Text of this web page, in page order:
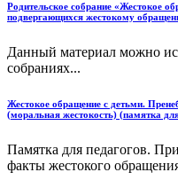
Родительское собрание «Жестокое
подвергающихся жестокому
Данный материал можно
собраниях...
Жестокое обращение с детьми.
(моральная жестокость) (памятка
Памятка для педагогов.
факты жестокого